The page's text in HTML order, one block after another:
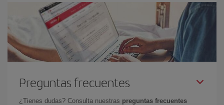
Preguntas frecuentes
¿Tienes dudas? Consulta nuestras preguntas frecuentes